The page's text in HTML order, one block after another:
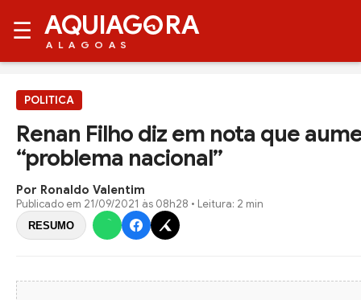
☰ AQUIAG RA
ALAGOAS
POLITICA
Renan Filho diz em nota que
“problema nacional”
Por Ronaldo Valentim
Publicado em 21/09/2021 às 08h28 • Leitura: 2 min
RESUMO